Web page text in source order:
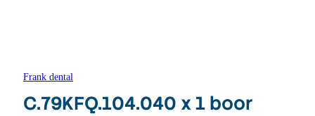
Frank dental
C.79KFQ.104.040 x 1 boor